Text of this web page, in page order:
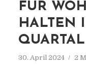
FÜR
HALTEN
30. April 2024 2